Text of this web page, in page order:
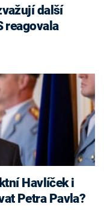
reagovala
Petra Pavla?